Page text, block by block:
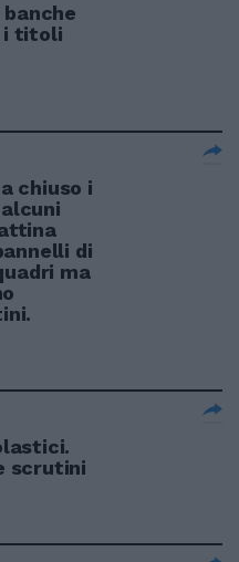
i titoli
chiuso i
di
ma
scrutini